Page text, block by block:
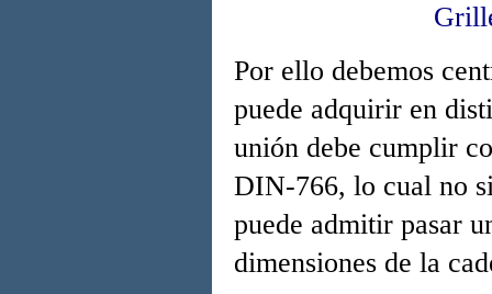
Por ello debemos
puede adquirir en
unión debe cumplir
DIN-766, lo cual no
puede admitir pasar
dimensiones de la